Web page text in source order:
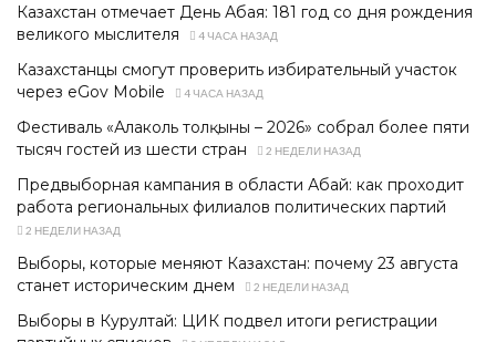
Казахстан отмечает День Абая: 181 год со дня рождения
великого мыслителя
4 ЧАСА НАЗАД
Казахстанцы смогут проверить избирательный участок
через eGov Mobile
4 ЧАСА НАЗАД
Фестиваль «Алаколь толқыны – 2026» собрал более пяти
тысяч гостей из шести стран
2 НЕДЕЛИ НАЗАД
Предвыборная кампания в области Абай: как проходит
работа региональных филиалов политических партий
2 НЕДЕЛИ НАЗАД
Выборы, которые меняют Казахстан: почему 23 августа
станет историческим днем
2 НЕДЕЛИ НАЗАД
Выборы в Курултай: ЦИК подвел итоги регистрации